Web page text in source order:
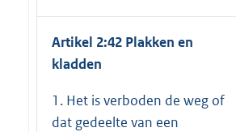
Artikel 2:42 Plakken en
kladden
1. Het is verboden de weg of
dat gedeelte van een